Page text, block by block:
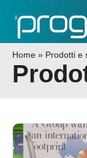
Home » Prodotti e